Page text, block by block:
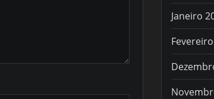
Janeiro